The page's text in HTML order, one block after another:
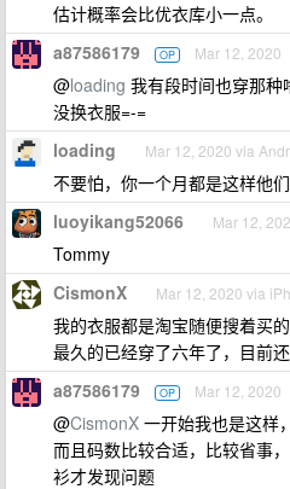
估计概率会比优衣库小一点。
a87586179 OP Mar 12, 2020
@loading 我有段时间也穿那
没换衣服=-=
loading Mar 12, 2020 via
不要怕，你一个月都是这样他们
luoyikang52066 Mar 12,
Tommy
CismonX Mar 12, 2020 via
我的衣服都是淘宝随便搜着买
最久的已经穿了六年了，目前
a87586179 OP Mar 12, 2020
@CismonX 一开始我也是这样
而且码数比较合适，比较省事
衫才发现问题